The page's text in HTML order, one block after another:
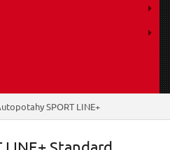
SPORT LINE+